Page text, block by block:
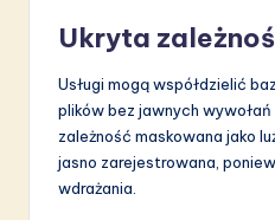
Ukryta
Usługi mogą współdzielić
plików bez jawnych
zależność maskowana jako
jasno zarejestrowana,
wdrażania.